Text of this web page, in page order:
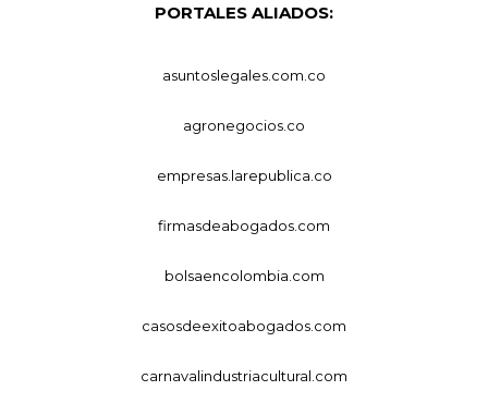
PORTALES ALIADOS:
asuntoslegales.com.co
agronegocios.co
empresas.larepublica.co
firmasdeabogados.com
bolsaencolombia.com
casosdeexitoabogados.com
carnavalindustriacultural.com